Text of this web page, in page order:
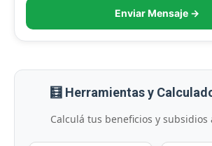
Enviar Mensaje →
🧮 Herramientas y
Calculá tus beneficios y subsidios